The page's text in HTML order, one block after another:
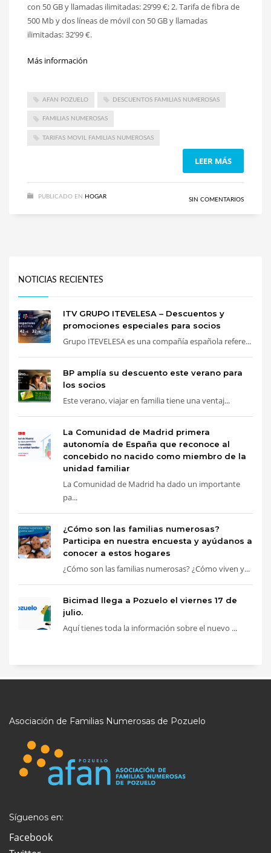
con 50 GB y llamadas ilimitadas: 29’99 €; 2. Tarifa de fibra de
500 Mb y dos líneas de móvil con 50 GB y llamadas
ilimitadas: 32’99 €.
Más información
AFAN POZUELO DESCUENTOS FAMILIAS NUMEROSAS
FAMILIAS NUMEROSAS
TARIFAS MOVIL FAMILIAS NUMEROSAS
LEER MÁS
PUBLICADO EN HOGAR SIN COMENTARIOS
NOTICIAS RECIENTES
ITV GRUPO ITEVELESA – Descuentos y
promociones especiales para socios
Grupo ITEVELESA es una compañía española refere...
BP amplía su descuento este verano para
los socios
Este verano, viajar en familia tiene una ventaj...
La Comunidad de Madrid primera
autonomía de España que reconoce al
concebido no nacido como miembro de la
unidad familiar
La Comunidad de Madrid ha dado un importante
pa...
¿Cómo son las familias numerosas?
Participa en nuestra encuesta y ayúdanos a
conocer a estos hogares
¿Cómo son las familias numerosas? ¿Cómo viven y...
Bicimad llega a Pozuelo el viernes 17 de
julio.
Aquí tienes toda la información sobre el nuevo ...
Asociación de Familias Numerosas de Pozuelo
Síguenos en:
Facebook